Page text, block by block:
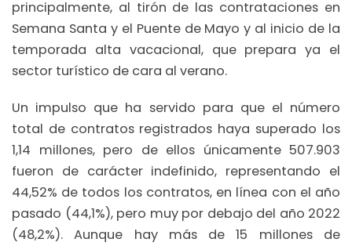
principalmente, al tirón de las contrataciones en
Semana Santa y el Puente de Mayo y al inicio de la
temporada alta vacacional, que prepara ya el
sector turístico de cara al verano.
Un impulso que ha servido para que el número
total de contratos registrados haya superado los
1,14 millones, pero de ellos únicamente 507.903
fueron de carácter indefinido, representando el
44,52% de todos los contratos, en línea con el año
pasado (44,1%), pero muy por debajo del año 2022
(48,2%). Aunque hay más de 15 millones de